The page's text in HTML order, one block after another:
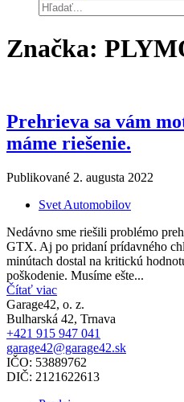
Značka:
Prehrieva sa vám
máme riešenie.
Publikované 2. augusta 2022
Svet Automobilov
Nedávno sme riešili problémo
GTX. Aj po pridaní prídavného
minútach dostal na kritickú
poškodenie. Musíme ešte...
Čítať viac
Garage42, o. z.
Bulharská 42, Trnava
+421 915 947 041
garage42@garage42.sk
IČO: 53889762
DIČ: 2121622613